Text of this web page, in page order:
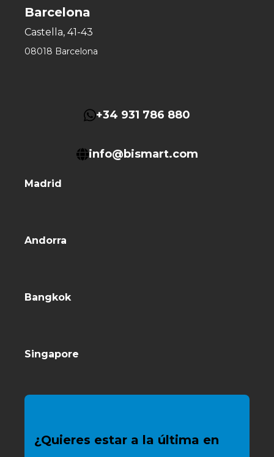
Barcelona
Castella, 41-43
08018 Barcelona
+34 931 786 880
info@bismart.com
Madrid
Andorra
Bangkok
Singapore
¿Quieres estar a la última en